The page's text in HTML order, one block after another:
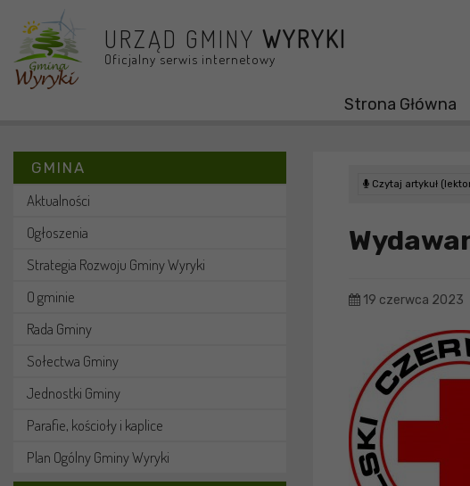
URZĄD GMINY WYRYKI
Oficjalny serwis internetowy
Strona Główna
GMINA
Aktualności
Ogłoszenia
Strategia Rozwoju Gminy Wyryki
O gminie
Rada Gminy
Sołectwa Gminy
Jednostki Gminy
Parafie, kościoły i kaplice
Plan Ogólny Gminy Wyryki
Czytaj artykuł
19 czerwca 2023